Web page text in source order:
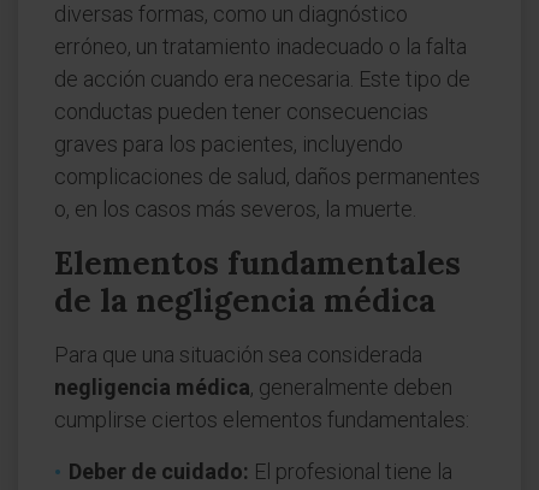
diversas formas, como un diagnóstico
erróneo, un tratamiento inadecuado o la falta
de acción cuando era necesaria. Este tipo de
conductas pueden tener consecuencias
graves para los pacientes, incluyendo
complicaciones de salud, daños permanentes
o, en los casos más severos, la muerte.
Elementos fundamentales
de la negligencia médica
Para que una situación sea considerada
negligencia médica, generalmente deben
cumplirse ciertos elementos fundamentales:
Deber de cuidado: El profesional tiene la